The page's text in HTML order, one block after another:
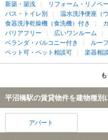
新築・築浅 リフォーム・リノベ
バス・トイレ別
温水洗浄便座（
食器洗浄乾燥機（食洗機）付き
バリアフリー
広いワンルーム
ベランダ・バルコニー付き
ルー
ペット可・ペット相談可
楽器相
平沼橋駅の賃貸物件を建物種別
アパート